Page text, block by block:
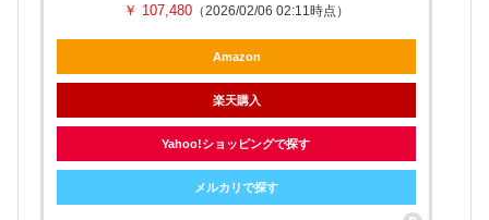
￥ 107,480 （2026/02/06 02:11時点）
Amazon
楽天購入
Yahoo!ショッピングで探す
メルカリで探す